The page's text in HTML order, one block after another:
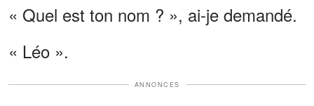
« Quel est ton nom ? », ai-je demandé.
« Léo ».
ANNONCES